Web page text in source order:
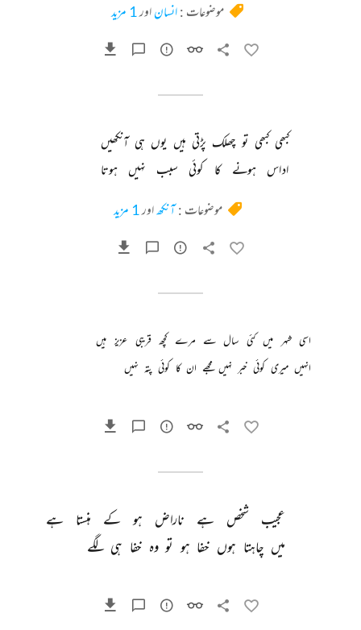
موضوعات :انساناور1 مزید
کبھی کبھی تو چھلک پڑتی ہیں یوں ہی آنکھیں
اداس
ہونے کا کوئی سبب نہیں ہوتا
موضوعات :آنکھاور1 مزید
اسی شہر میں کئی سال سے مرے کچھ قریبی عزیز ہیں
انہیں میری کوئی خبر نہیں مجھے ان کا کوئی پتہ نہیں
عجیب شخص ہے ناراض ہو کے ہنستا
ہے
میں چاہتا ہوں خفا ہو تو وہ خفا ہی لگے